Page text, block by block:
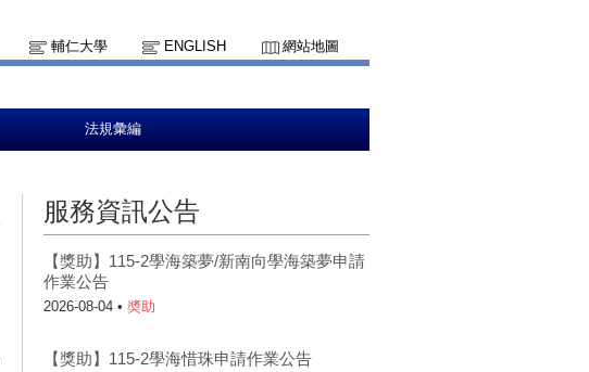
輔仁大學 ENGLISH 網站地圖
法規彙編
服務資訊公告
【獎助】115-2學海築夢/新南向學海築夢申請
作業公告
2026-08-04 • 奬助
【獎助】115-2學海惜珠申請作業公告